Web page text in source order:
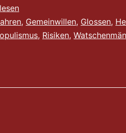
, Gemeinwillen, Glossen,
, Risiken,